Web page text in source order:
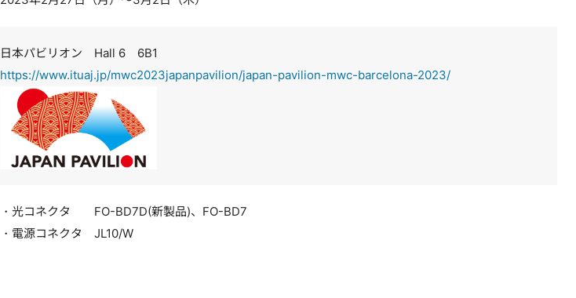
日本パビリオン Hall 6 6B1
https://www.ituaj.jp/mwc2023japanpavilion/japan-pavilion-mwc-barcelona-2023/
・光コネクタ FO-BD7D(新製品)、FO-BD7
・電源コネクタ JL10/W